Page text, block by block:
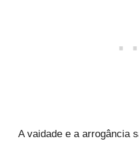
A vaidade e a arrogância